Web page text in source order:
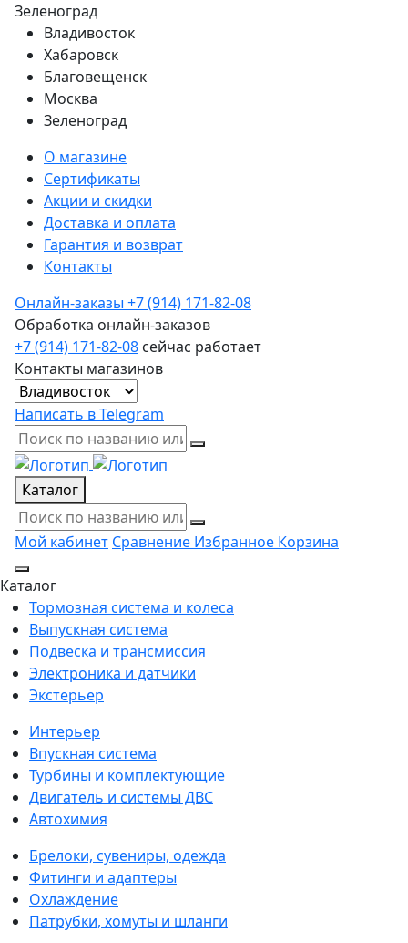
Зеленоград
Владивосток
Хабаровск
Благовещенск
Москва
Зеленоград
О магазине
Сертификаты
Акции и скидки
Доставка и оплата
Гарантия и возврат
Контакты
Онлайн-заказы +7 (914) 171-82-08
Обработка онлайн-заказов
+7 (914) 171-82-08 сейчас работает
Контакты магазинов
Написать в Telegram
Каталог
Мой кабинет Сравнение Избранное Корзина
Каталог
Тормозная система и колеса
Выпускная система
Подвеска и трансмиссия
Электроника и датчики
Экстерьер
Интерьер
Впускная система
Турбины и комплектующие
Двигатель и системы ДВС
Автохимия
Брелоки, сувениры, одежда
Фитинги и адаптеры
Охлаждение
Патрубки, хомуты и шланги